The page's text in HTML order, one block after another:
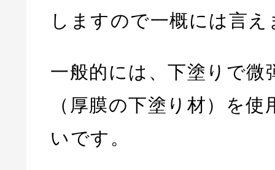
しますので一概には言
一般的には、下塗りで微
（厚膜の下塗り材）を
いです。